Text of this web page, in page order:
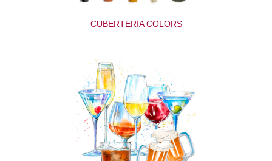
CUBERTERIA COLORS